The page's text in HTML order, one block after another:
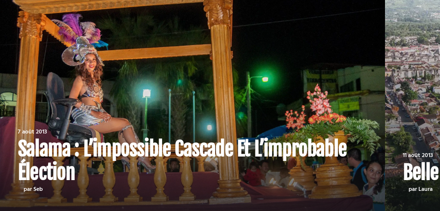
11 août 2013
par Laura
7 août 2013
Salama : L’impossible Cascade Et L’improbable
Élection
par Seb